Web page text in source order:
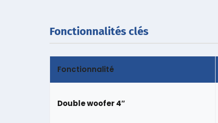
Fonctionnalités clés
Fonctionnalité
Double woofer 4″